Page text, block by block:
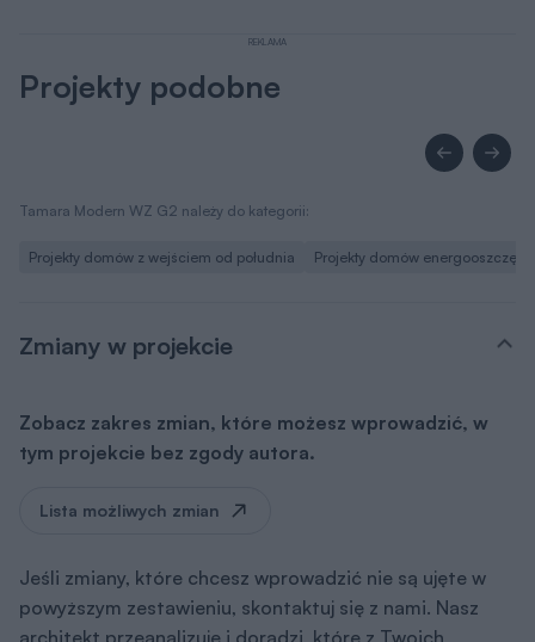
REKLAMA
Projekty podobne
Tamara Modern WZ G2 należy do kategorii:
Projekty domów z wejściem od południa Projekty domów
Zmiany w projekcie
Zobacz zakres zmian, które możesz wprowadzić, w
tym projekcie bez zgody autora.
Lista możliwych zmian
Jeśli zmiany, które chcesz wprowadzić nie są ujęte w
powyższym zestawieniu, skontaktuj się z nami. Nasz
architekt przeanalizuje i doradzi, które z Twoich